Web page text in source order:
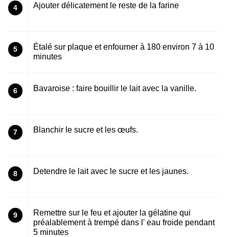
4 Ajouter délicatement le reste de la farine
5
Étalé sur plaque et enfourner à 180 environ 7 à 10
minutes
6 Bavaroise : faire bouillir le lait avec la vanille.
7 Blanchir le sucre et les œufs.
8 Detendre le lait avec le sucre et les jaunes.
9
Remettre sur le feu et ajouter la gélatine qui
préalablement à trempé dans l' eau froide pendant
5 minutes